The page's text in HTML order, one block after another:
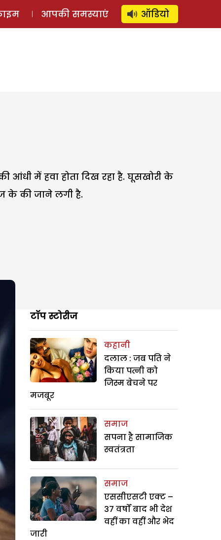
लॉग इन ⚲ SUBSCRIBE
आपकी समस्याएं ऑडियो
आंधी में हवा होता दिख रहा है. घूसखोरी के
के की जाने लगी है.
टॉप स्टोरीज
कहानी
दलाल : जब पति ने
किया पत्नी को
जिस्म बेचने पर
मजबूर
समाज
सपना है सामाजिक
स्वतंत्रता
समाज
एससीएसटी एक्ट –
37 वर्षों बाद भी देश
वहीं का वहीं और भेद
जारी